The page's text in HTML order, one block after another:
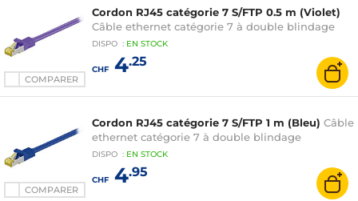
COMPARER
Cordon RJ45 catégorie 7 S/FTP 0.5 m (Violet)
Câble ethernet catégorie 7 à double blindage
DISPO : EN STOCK
CHF4.25
COMPARER
Cordon RJ45 catégorie 7 S/FTP 1 m (Bleu) Câble
ethernet catégorie 7 à double blindage
DISPO : EN STOCK
CHF4.95